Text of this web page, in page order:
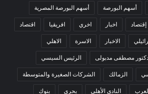
أسهم البورصة أسهم البورصة المصرية
إقتصاد اخبار اخري افريقيا اقتصاد
الاخبار الاسرة الاهلي
مصطفى مدبولى الرئيس السيسي
الزمالك الشركات الصغيرة والمتوسطة
النادي الأهلي بحري بنوك